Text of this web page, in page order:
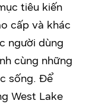
tiêu kiến
cấp và khác
người dùng
cùng những
sống. Để
West Lake